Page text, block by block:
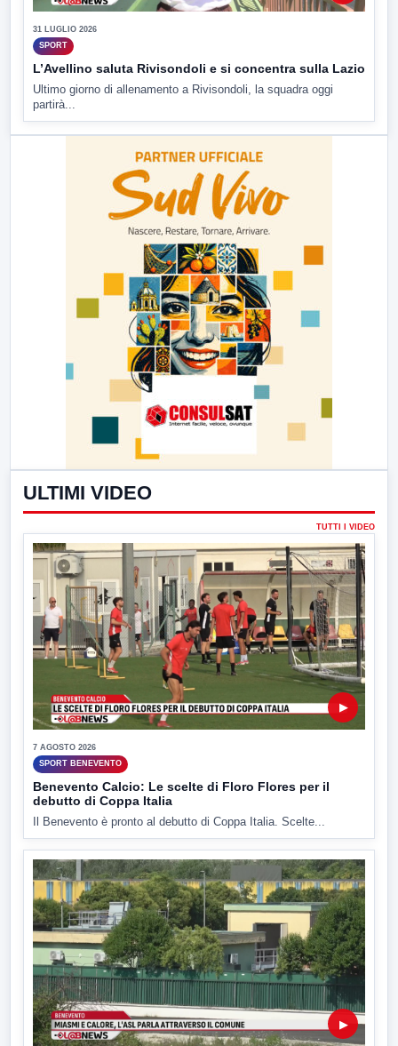
31 LUGLIO 2026
SPORT
L’Avellino saluta Rivisondoli e si concentra sulla Lazio
Ultimo giorno di allenamento a Rivisondoli, la squadra oggi
partirà...
ULTIMI VIDEO
TUTTI I VIDEO
▶
7 AGOSTO 2026
SPORT BENEVENTO
Benevento Calcio: Le scelte di Floro Flores per il
debutto di Coppa Italia
Il Benevento è pronto al debutto di Coppa Italia. Scelte...
▶